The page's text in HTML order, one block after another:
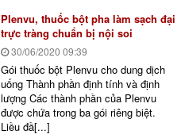
Plenvu, thuốc bột pha làm sạch đại
trực tràng chuẩn bị nội soi
30/06/2020 09:39
Gói thuốc bột Plenvu cho dung dịch
uống Thành phần định tính và định
lượng Các thành phần của Plenvu
được chứa trong ba gói riêng biệt.
Liều đầ[...]